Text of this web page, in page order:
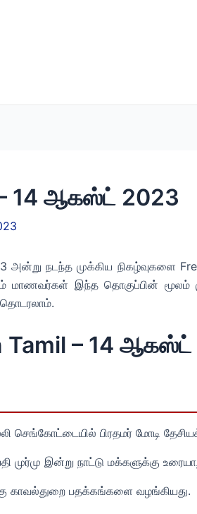
14 ஆகஸ்ட் 2023
நடந்த முக்கிய நிகழ்வுகளை
மாணவர்கள் இந்த தொகுப்பின்
Tamil – 14
செங்கோட்டையில் பிரதமர் மோடி
முர்மு இன்று நாட்டு மக்களுக்கு
காவல்துறை பதக்கங்களை வழங்கியது.